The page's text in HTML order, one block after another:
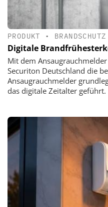
PRODUKT • BRANDSCHUTZ
Digitale
Mit dem
Securiton Deutschland die
Ansaugrauchmelder
das digitale Zeitalter geführt.